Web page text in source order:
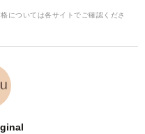
については各サイトでご確認くださ